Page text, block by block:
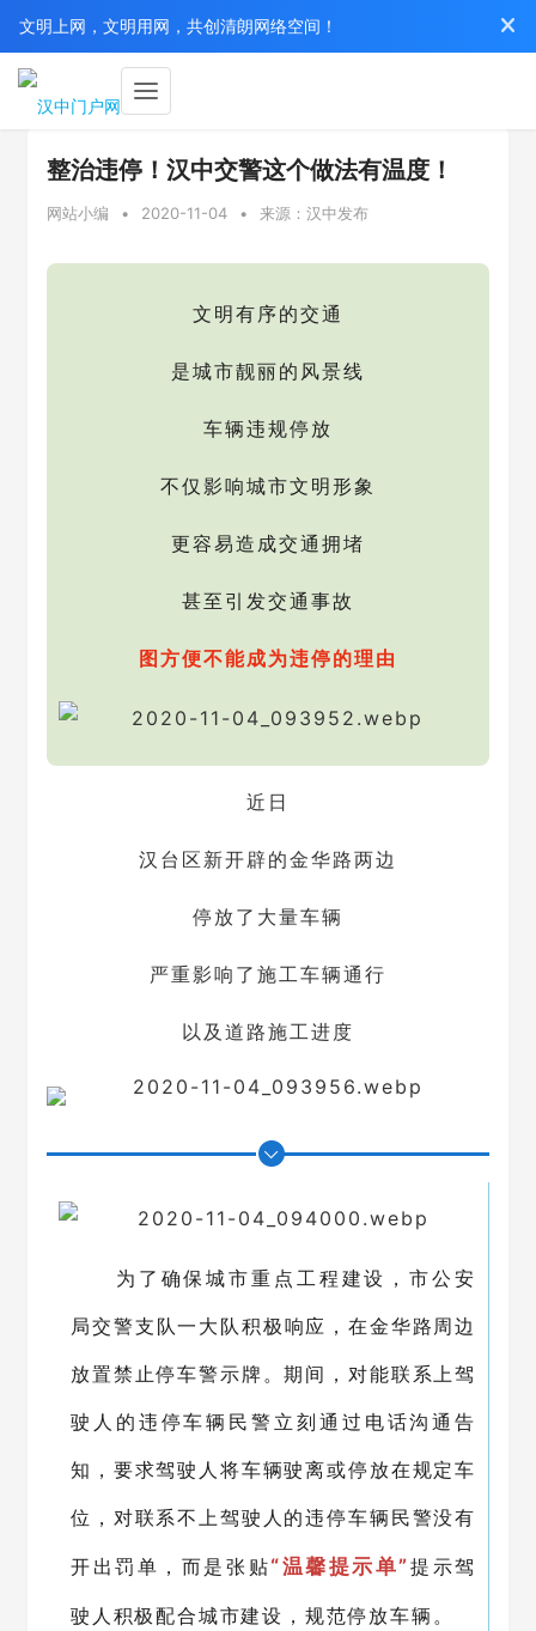
文明上网，文明用网，共创清朗网络空间！
整治违停！汉中交警这个做法有温度！
网站小编 • 2020-11-04 • 来源：汉中发布
文明有序的交通
是城市靓丽的风景线
车辆违规停放
不仅影响城市文明形象
更容易造成交通拥堵
甚至引发交通事故
图方便不能成为违停的理由
近日
汉台区新开辟的金华路两边
停放了大量车辆
严重影响了施工车辆通行
以及道路施工进度
为了确保城市重点工程建设，市公安
局交警支队一大队积极响应，在金华路周边
放置禁止停车警示牌。期间，对能联系上驾
驶人的违停车辆民警立刻通过电话沟通告
知，要求驾驶人将车辆驶离或停放在规定车
位，对联系不上驾驶人的违停车辆民警没有
开出罚单，而是张贴“温馨提示单”提示驾
驶人积极配合城市建设，规范停放车辆。